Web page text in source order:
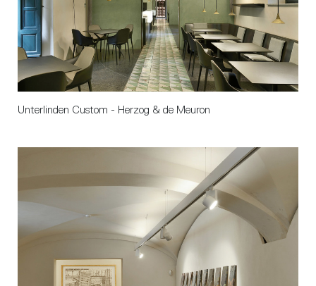
Unterlinden Custom - Herzog & de Meuron